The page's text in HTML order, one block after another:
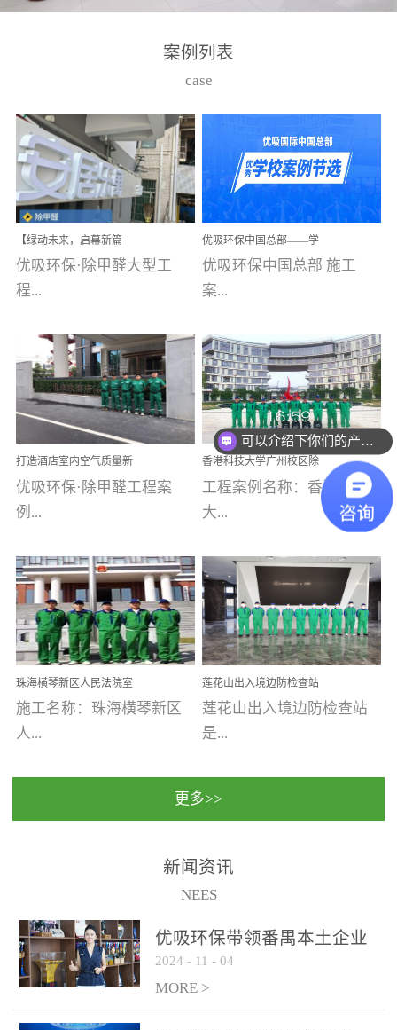
高技能的团队。汇聚了众
取得了多项产品技术专利
和多项国家版权局著作
权，获得高新技术企业称
号。生产优势自主生产自
给自足，优吸公司于2015
在广州番禺区成功建立产
品线生产基地，工厂拥有
自动化生产设备和成熟的
选择源头源材料、严控产
品质量，我们每一批的生
产产品都经过严格的质检
程序；生产车间为优吸总
部和全国分支机构生产光
触媒、净醛王、祛味剂等
优吸系列产品，保质保量
完成生产任务，确保全国
求。资质优势团队优势分
支优势优吸环保是一棵正
茁壮成长的树，只要我们
人人都爱护她、珍惜她、
她将越来越枝繁叶茂，终
将会成为一棵参天大树！
优吸环保截止2020年拥有
全国600家网点分支机构。
案例列表
case
【绿动未来，启幕新篇
章】优吸环保中标深圳安
居乐寓，超大型工装室内
空气治理项目顺利启航，
优吸环保·除甲醛大型工
程...
案例【深圳安居乐寓】室
内空气治理项目深圳安居
乐寓 深圳市安居乐寓
为深圳安居集团旗下城...
优吸环保中国总部——学
校施工案例(节选)
优吸环保中国总部 施工
案...
例(学校工装节选)广州南沙
小学(珠江湾校区)项目地
址：广州市南沙区海滨路
南沙珠江湾江门市蓬江区
禾...
打造酒店室内空气质量新
标杆——优吸环保·标杆之
作：东莞美豪雅致酒店室
内空气治理工程纪实
优吸环保·除甲醛工程案
例...
【东莞美豪雅致酒店】室
内空气治理项目东莞美豪
雅致酒店 东莞美豪雅
致酒店是为中高端人士...
香港科技大学广州校区除
甲醛项目圆满完成
工程案例名称：香港科技
大...
学广州校区室内空气治
理 工程案例地址：广
州南沙区·香港科技大学(广
州)校区 工程案...
珠海横琴新区人民法院室
内除甲醛空气治理项目
施工名称：珠海横琴新区
人...
民法院室内除甲醛空气治
保施工日期：2020年1月珠
莲花山出入境边防检查站
室内除甲醛空气治理项目
莲花山出入境边防检查站
是...
国家通过设在对外开放口
（及各出入境边防检查
更多>>
新闻资讯
NEES
优吸环保带领番禺本​土企业
勇敢破局向“新”
2024 - 11 - 04
MORE >
可以介绍下你们的产品么
你们是怎么收费的呢